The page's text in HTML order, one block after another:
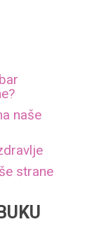
naše
strane